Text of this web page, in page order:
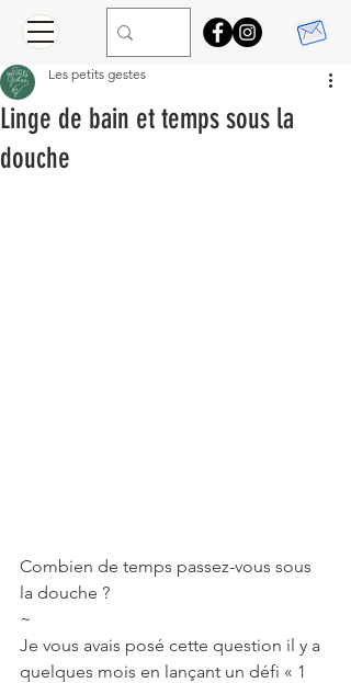
Linge de bain et temps sous la
douche
Les petits gestes
Combien de temps passez-vous sous
la douche ?
~
Je vous avais posé cette question il y a
quelques mois en lançant un défi « 1